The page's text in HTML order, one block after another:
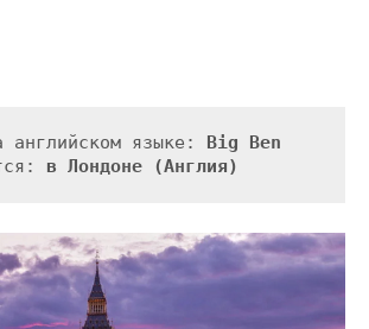
английском языке:
Big Ben
в Лондоне (Англия)